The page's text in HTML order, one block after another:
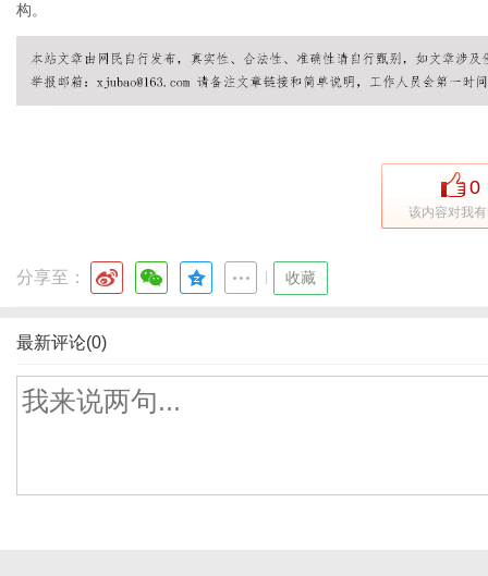
构。
0
该内容对我
分享至： 收藏
最新评论(0)